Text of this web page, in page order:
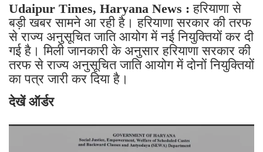
Udaipur Times, Haryana News :हरियाणा से
बड़ी खबर सामने आ रही है। हरियाणा सरकार की तरफ
से राज्य अनुसूचित जाति आयोग में नई नियुक्तियों कर दी
गई है। मिली जानकारी के अनुसार हरियाणा सरकार की
तरफ से राज्य अनुसूचित जाति आयोग में दोनों नियुक्तियों
का पत्र जारी कर दिया है।
देखें ऑर्डर